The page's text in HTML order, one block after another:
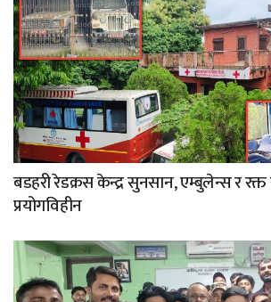
बडहरी रेडक्रस केन्द्र सुनसान, एम्बुलेन्स र
प्रयोगविहीन